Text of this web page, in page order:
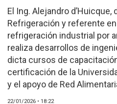
REVISTAS
CATÁLOGO DE CORTES
DE CARNE VACUNA
EVENTOS Y
CAPACITACIONES
DIRECTORIO
El Ing. Alejandro d’Huicque,
Refrigeración y referente
refrigeración industrial por
realiza desarrollos de
dicta cursos de
certificación de la
y el apoyo de Red
22/01/2026 • 18:22